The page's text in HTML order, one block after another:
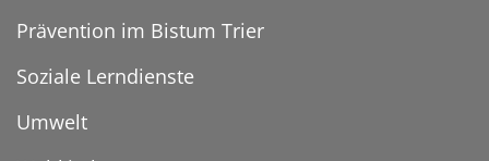
Prävention im Bistum Trier
Soziale Lerndienste
Umwelt